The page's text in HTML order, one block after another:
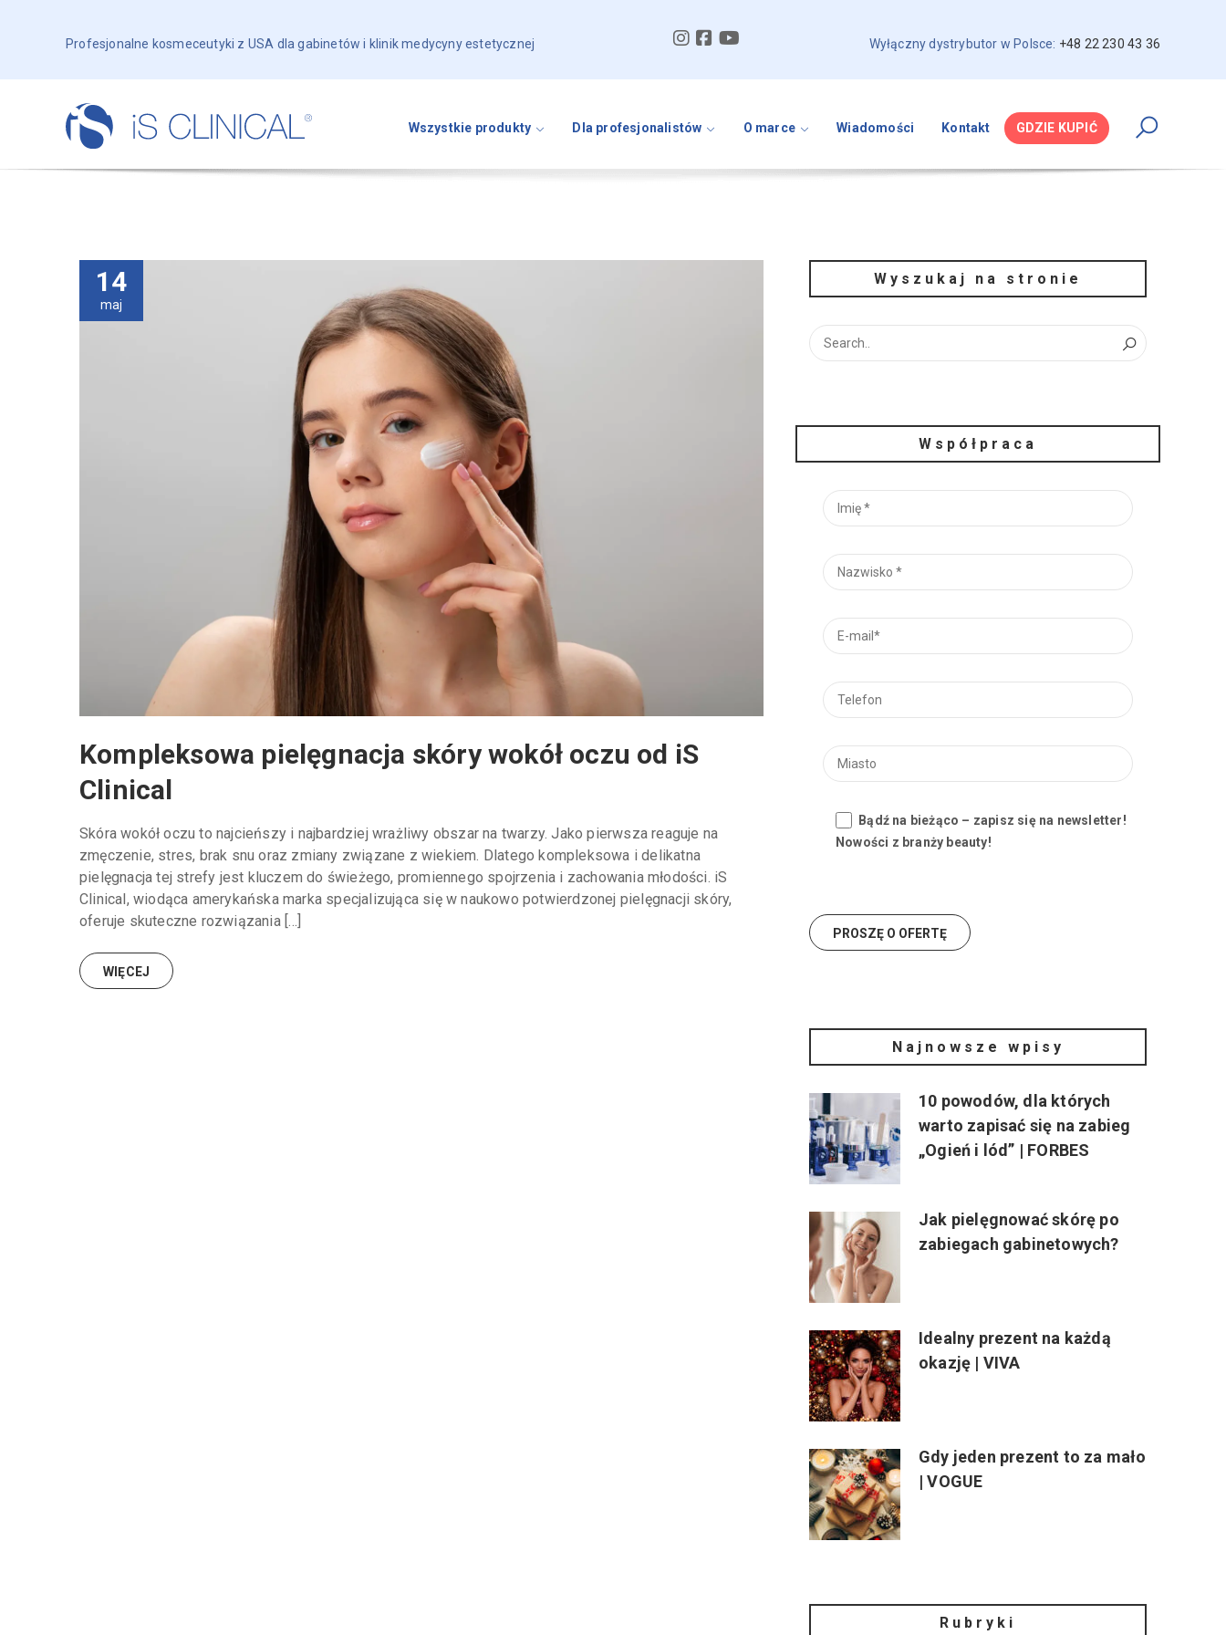
Profesjonalne kosmeceutyki z USA dla gabinetów i klinik medycyny estetycznej Wyłączny dystrybutor w Polsce: +48 22 230 43 36
Wszystkie produkty Dla profesjonalistów O marce Wiadomości Kontakt GDZIE KUPIĆ
14
maj
Kompleksowa pielęgnacja skóry wokół oczu od iS
Clinical
Skóra wokół oczu to najcieńszy i najbardziej wrażliwy obszar na twarzy. Jako pierwsza reaguje na
zmęczenie, stres, brak snu oraz zmiany związane z wiekiem. Dlatego kompleksowa i delikatna
pielęgnacja tej strefy jest kluczem do świeżego, promiennego spojrzenia i zachowania młodości. iS
Clinical, wiodąca amerykańska marka specjalizująca się w naukowo potwierdzonej pielęgnacji skóry,
oferuje skuteczne rozwiązania […]
WIĘCEJ
Wyszukaj na stronie
Współpraca
Bądź na bieżąco – zapisz się na newsletter!
Nowości z branży beauty!
Najnowsze wpisy
10 powodów, dla których
warto zapisać się na zabieg
„Ogień i lód” | FORBES
Jak pielęgnować skórę po
zabiegach gabinetowych?
Idealny prezent na każdą
okazję | VIVA
Gdy jeden prezent to za mało
| VOGUE
Rubryki